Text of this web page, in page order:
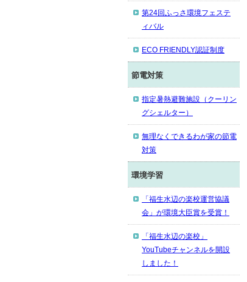
第24回ふっさ環境フェステ
ィバル
ECO FRIENDLY認証制度
節電対策
指定暑熱避難施設（クーリン
グシェルター）
無理なくできるわが家の節電
対策
環境学習
「福生水辺の楽校運営協議
会」が環境大臣賞を受賞！
「福生水辺の楽校」
YouTubeチャンネルを開設
しました！